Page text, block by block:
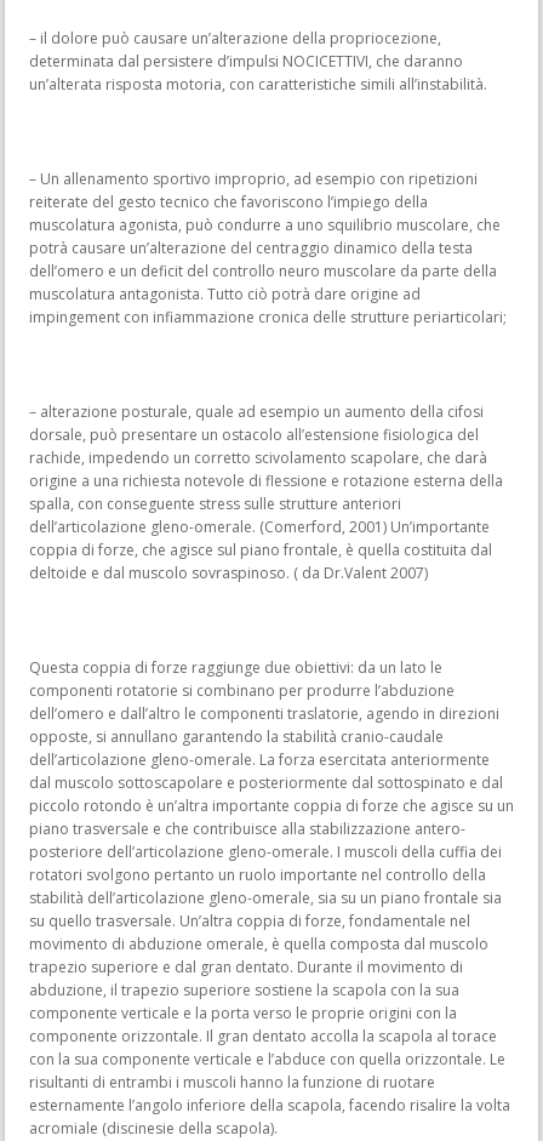
– il dolore può causare un’alterazione della propriocezione,
determinata dal persistere d’impulsi NOCICETTIVI, che daranno
un’alterata risposta motoria, con caratteristiche simili all’instabilità.
– Un allenamento sportivo improprio, ad esempio con ripetizioni
reiterate del gesto tecnico che favoriscono l’impiego della
muscolatura agonista, può condurre a uno squilibrio muscolare, che
potrà causare un’alterazione del centraggio dinamico della testa
dell’omero e un deficit del controllo neuro muscolare da parte della
muscolatura antagonista. Tutto ciò potrà dare origine ad
impingement con infiammazione cronica delle strutture periarticolari;
– alterazione posturale, quale ad esempio un aumento della cifosi
dorsale, può presentare un ostacolo all’estensione fisiologica del
rachide, impedendo un corretto scivolamento scapolare, che darà
origine a una richiesta notevole di flessione e rotazione esterna della
spalla, con conseguente stress sulle strutture anteriori
dell’articolazione gleno-omerale. (Comerford, 2001) Un’importante
coppia di forze, che agisce sul piano frontale, è quella costituita dal
deltoide e dal muscolo sovraspinoso. ( da Dr.Valent 2007)
Questa coppia di forze raggiunge due obiettivi: da un lato le
componenti rotatorie si combinano per produrre l’abduzione
dell’omero e dall’altro le componenti traslatorie, agendo in direzioni
opposte, si annullano garantendo la stabilità cranio-caudale
dell’articolazione gleno-omerale. La forza esercitata anteriormente
dal muscolo sottoscapolare e posteriormente dal sottospinato e dal
piccolo rotondo è un’altra importante coppia di forze che agisce su un
piano trasversale e che contribuisce alla stabilizzazione antero-
posteriore dell’articolazione gleno-omerale. I muscoli della cuffia dei
rotatori svolgono pertanto un ruolo importante nel controllo della
stabilità dell’articolazione gleno-omerale, sia su un piano frontale sia
su quello trasversale. Un’altra coppia di forze, fondamentale nel
movimento di abduzione omerale, è quella composta dal muscolo
trapezio superiore e dal gran dentato. Durante il movimento di
abduzione, il trapezio superiore sostiene la scapola con la sua
componente verticale e la porta verso le proprie origini con la
componente orizzontale. Il gran dentato accolla la scapola al torace
con la sua componente verticale e l’abduce con quella orizzontale. Le
risultanti di entrambi i muscoli hanno la funzione di ruotare
esternamente l’angolo inferiore della scapola, facendo risalire la volta
acromiale (discinesie della scapola).